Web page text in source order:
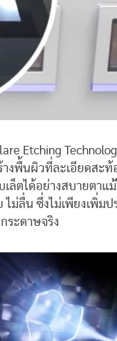
Etching
งพื้นผิวที่ละเอียดสะท้
เล็ตได้อย่างสบายตาแ
ม่ลื่น ซึ่งไม่เพียงเพิ่ม
ระดาษจริง